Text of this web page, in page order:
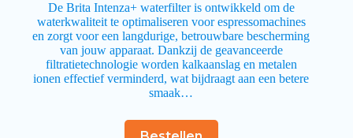
De Brita Intenza+ waterfilter is ontwikkeld om de
waterkwaliteit te optimaliseren voor espressomachines
en zorgt voor een langdurige, betrouwbare bescherming
van jouw apparaat. Dankzij de geavanceerde
filtratietechnologie worden kalkaanslag en metalen
ionen effectief verminderd, wat bijdraagt aan een betere
smaak…